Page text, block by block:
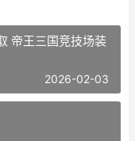
帝王三国竞技场装
2026-02-03